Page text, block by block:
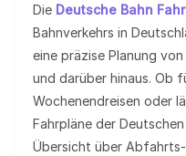
Die Deutsche Bahn
Bahnverkehrs in
eine präzise Planung
und darüber hinaus. Ob
Wochenendreisen oder
Fahrpläne der
Übersicht über